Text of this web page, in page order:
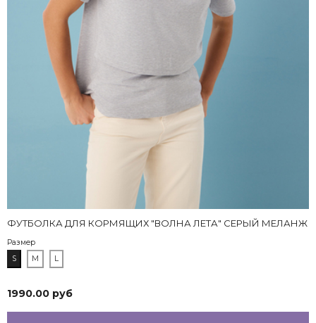
ФУТБОЛКА ДЛЯ КОРМЯЩИХ "ВОЛНА ЛЕТА" СЕРЫЙ МЕЛАНЖ
Размер
S
M L
1990.00 руб